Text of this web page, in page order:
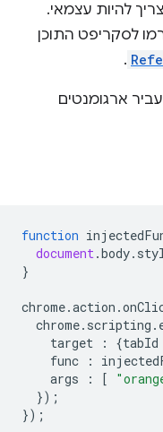
להיות עצמאי.
לסקריפט התוכן
.
ארגומנטים
function
document.body.
}
chrome.action .
chrome. scripting .
target
: {tabId
func
:
args
: [
});
});